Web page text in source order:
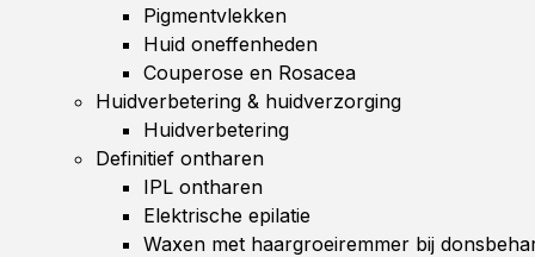
Pigmentvlekken
Huid oneffenheden
Couperose en Rosacea
Huidverbetering & huidverzorging
Huidverbetering
Definitief ontharen
IPL ontharen
Elektrische epilatie
Waxen met haargroeiremmer bij